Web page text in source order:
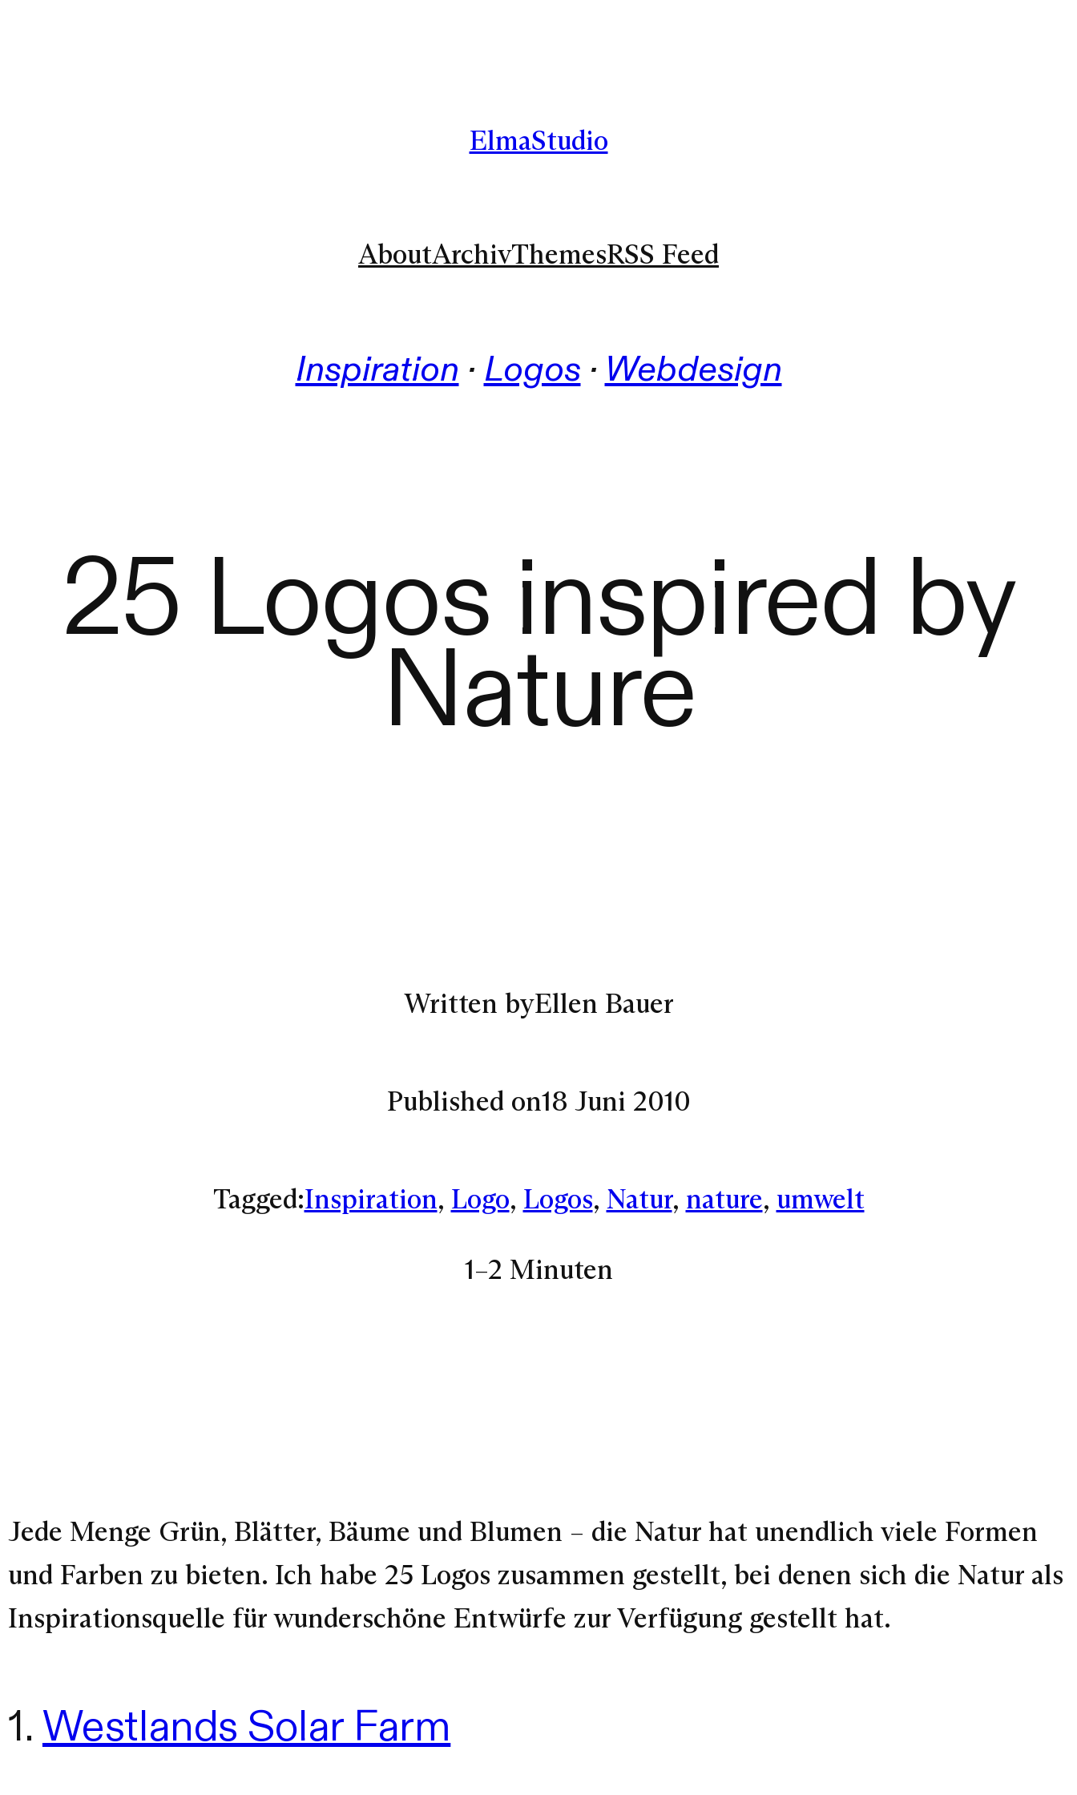
ElmaStudio
AboutArchivThemesRSS Feed
Inspiration · Logos · Webdesign
25 Logos inspired by
Nature
Written byEllen Bauer
Published on18 Juni 2010
Tagged:Inspiration, Logo, Logos, Natur, nature, umwelt
1–2 Minuten
Jede Menge Grün, Blätter, Bäume und Blumen – die Natur hat unendlich viele Formen
und Farben zu bieten. Ich habe 25 Logos zusammen gestellt, bei denen sich die Natur als
Inspirationsquelle für wunderschöne Entwürfe zur Verfügung gestellt hat.
1. Westlands Solar Farm